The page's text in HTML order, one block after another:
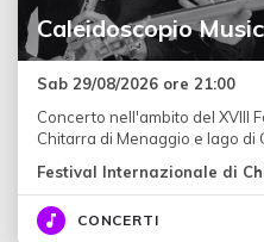
Caleidoscopio
Sab 29/08/2026 ore 21:00
Concerto nell'ambito del XVIII
Chitarra di Menaggio e lago di
Festival Internazionale di
CONCERTI